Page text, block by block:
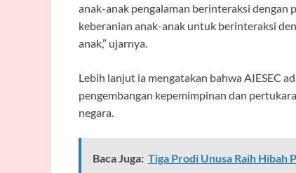
anak-anak pengalaman berinteraksi dengan
keberanian anak-anak untuk berinteraksi
anak,” ujarnya.
Lebih lanjut ia mengatakan bahwa AIESEC
pengembangan kepemimpinan dan
negara.
Baca Juga: Tiga Prodi Unusa Raih Hibah